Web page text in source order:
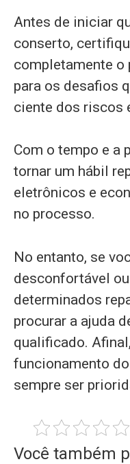
Antes de iniciar
conserto,
completamente o
para os desafios
ciente dos riscos
Com o tempo e a
tornar um hábil
eletrônicos e
no processo.
No entanto, se
desconfortável
determinados
procurar a ajuda
qualificado.
funcionamento
sempre ser
Você também